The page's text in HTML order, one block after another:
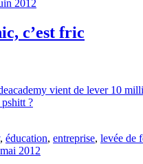
2012
c’est fric
vient de lever 10
?
, éducation, entreprise, levée de
2012